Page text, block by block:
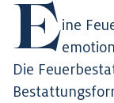
Eine
Die